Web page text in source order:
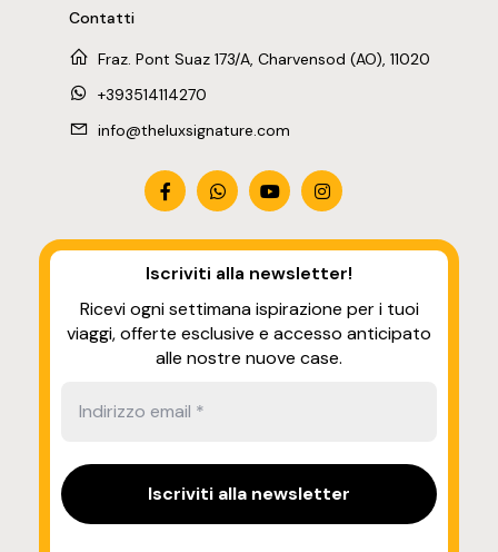
Contatti
Fraz. Pont Suaz 173/A, Charvensod (AO), 11020
+393514114270
info@theluxsignature.com
Iscriviti alla newsletter!
Ricevi ogni settimana ispirazione per i tuoi
viaggi, offerte esclusive e accesso anticipato
alle nostre nuove case.